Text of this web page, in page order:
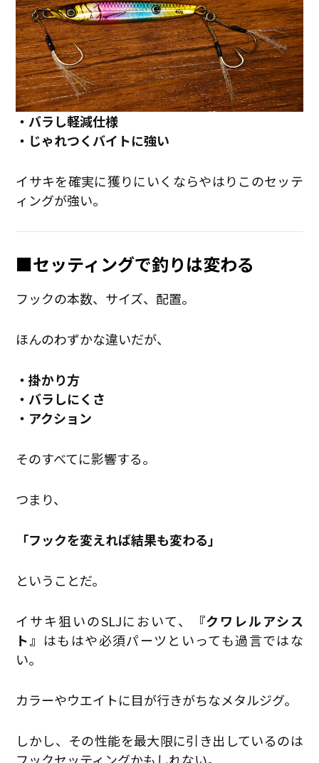
・バラし軽減仕様
・じゃれつくバイトに強い
イサキを確実に獲りにいくならやはりこのセッテ
ィングが強い。
■セッティングで釣りは変わる
フックの本数、サイズ、配置。
ほんのわずかな違いだが、
・掛かり方
・バラしにくさ
・アクション
そのすべてに影響する。
つまり、
「フックを変えれば結果も変わる」
ということだ。
イサキ狙いのSLJにおいて、
『クワレルアシス
ト』 はもはや必須パーツといっても過言ではな
い。
カラーやウエイトに目が行きがちなメタルジグ。
しかし、その性能を最大限に引き出しているのは